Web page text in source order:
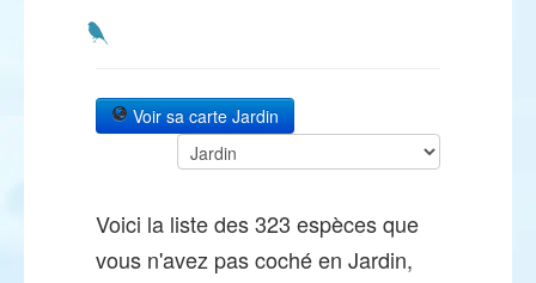
Voir sa carte Jardin
Voici la liste des 323 espèces que
vous n'avez pas coché en Jardin,